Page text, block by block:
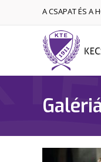
A CSAPAT ÉS A